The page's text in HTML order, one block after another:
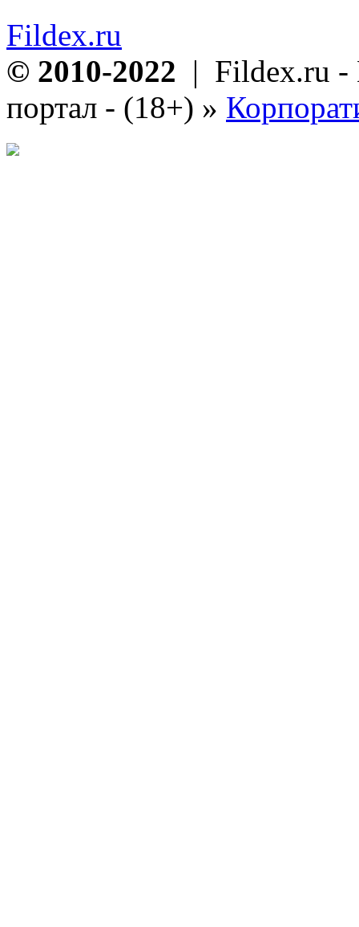
Fildex.ru
© 2010-2022 | Fildex.ru -
портал - (18+) »